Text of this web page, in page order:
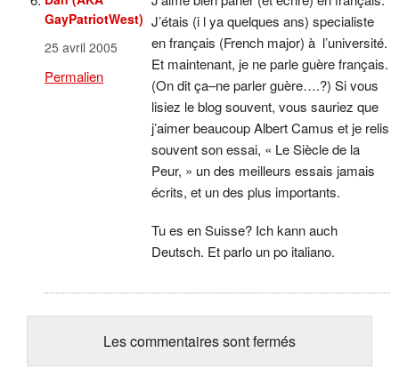
GayPatriotWest)
25 avril 2005
Permalien
J’étais (i l ya quelques ans) specialiste
en français (French major) à l’université.
Et maintenant, je ne parle guère français.
(On dit ça–ne parler guère….?) Si vous
lisiez le blog souvent, vous sauriez que
j’aimer beaucoup Albert Camus et je relis
souvent son essai, « Le Siècle de la
Peur, » un des meilleurs essais jamais
écrits, et un des plus importants.
Tu es en Suisse? Ich kann auch
Deutsch. Et parlo un po italiano.
Les commentaires sont fermés